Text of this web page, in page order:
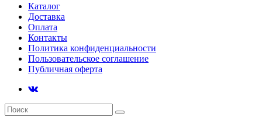
Каталог
Доставка
Оплата
Контакты
Политика конфиденциальности
Пользовательское соглашение
Публичная оферта